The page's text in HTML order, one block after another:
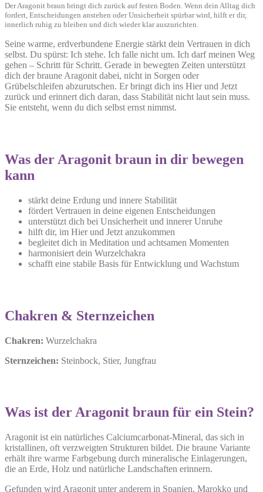
Der Aragonit braun bringt dich zurück auf festen Boden. Wenn dein Alltag dich
fordert, Entscheidungen anstehen oder Unsicherheit spürbar wird, hilft er dir,
innerlich ruhig zu bleiben und dich wieder klar auszurichten.
Seine warme, erdverbundene Energie stärkt dein Vertrauen in dich
selbst. Du spürst: Ich stehe. Ich falle nicht um. Ich darf meinen Weg
gehen – Schritt für Schritt. Gerade in bewegten Zeiten unterstützt
dich der braune Aragonit dabei, nicht in Sorgen oder
Grübelschleifen abzurutschen. Er bringt dich ins Hier und Jetzt
zurück und erinnert dich daran, dass Stabilität nicht laut sein muss.
Sie entsteht, wenn du dich selbst ernst nimmst.
Was der Aragonit braun in dir bewegen
kann
stärkt deine Erdung und innere Stabilität
fördert Vertrauen in deine eigenen Entscheidungen
unterstützt dich bei Unsicherheit und innerer Unruhe
hilft dir, im Hier und Jetzt anzukommen
begleitet dich in Meditation und achtsamen Momenten
harmonisiert dein Wurzelchakra
schafft eine stabile Basis für Entwicklung und Wachstum
Chakren & Sternzeichen
Chakren: Wurzelchakra
Sternzeichen: Steinbock, Stier, Jungfrau
Was ist der Aragonit braun für ein Stein?
Aragonit ist ein natürliches Calciumcarbonat-Mineral, das sich in
kristallinen, oft verzweigten Strukturen bildet. Die braune Variante
erhält ihre warme Farbgebung durch mineralische Einlagerungen,
die an Erde, Holz und natürliche Landschaften erinnern.
Gefunden wird Aragonit unter anderem in Spanien, Marokko und